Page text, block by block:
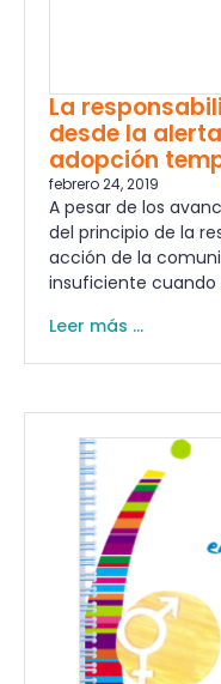
La
desde la
adopción
febrero 24, 2019
A pesar de los
del principio de la
acción de la
insuficiente cuando
Leer más ...